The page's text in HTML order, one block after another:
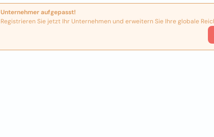
Unternehmer aufgepasst!
Registrieren Sie jetzt Ihr Unternehmen und erweitern Sie Ihre globale